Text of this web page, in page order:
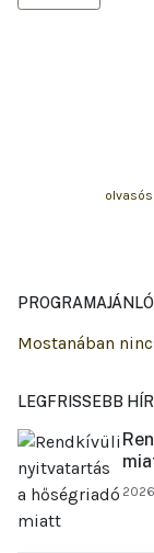
PROGRAMAJÁNLÓ
Mostanában
LEGFRISSEBB